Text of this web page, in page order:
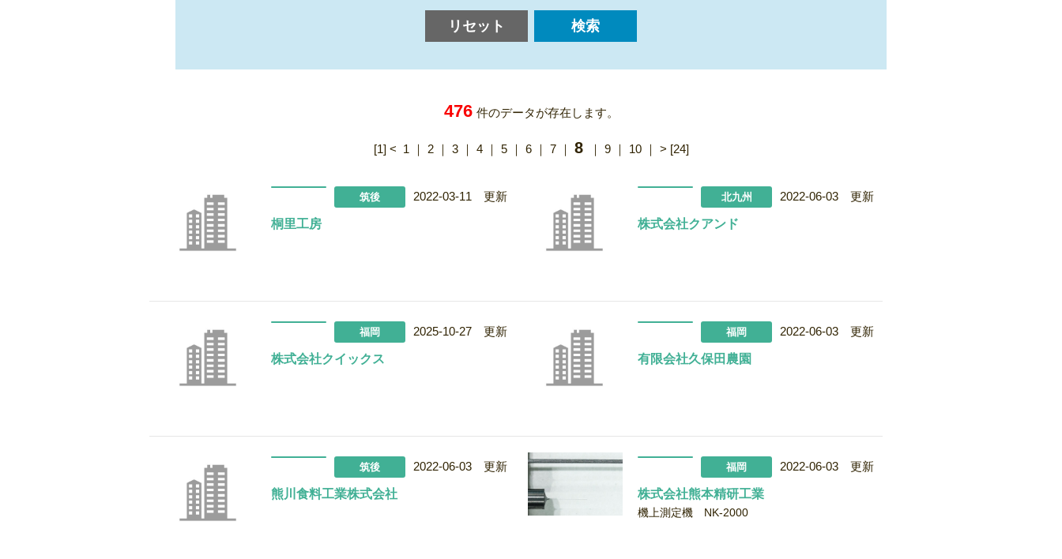
476 件のデータが存在します。
[1] < 1 ｜ 2｜ 3｜ 4｜ 5｜ 6｜ 7｜ 8｜ 9｜ 10｜ > [24]
筑後 2022-03-11 更新
桐里工房
北九州 2022-06-03 更新
株式会社クアンド
福岡 2025-10-27 更新
株式会社クイックス
福岡 2022-06-03 更新
有限会社久保田農園
筑後 2022-06-03 更新
熊川食料工業株式会社
福岡 2022-06-03 更新
株式会社熊本精研工業
機上測定機 NK-2000